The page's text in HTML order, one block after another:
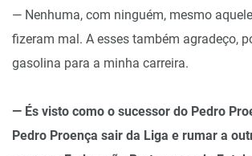
— Nenhuma, com ninguém, mesmo
fizeram mal. A esses também agradeço,
gasolina para a minha carreira.
— És visto como o sucessor do Pedro
Pedro Proença sair da Liga e rumar a